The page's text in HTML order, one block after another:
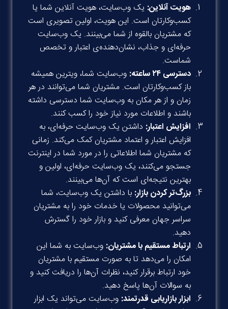
هویت آنلاین: یک وب‌سایت، هویت آنلاین شما یا
کسب‌وکارتان است. این هویت، اولین تصویری است
که مشتریان بالقوه از شما می‌بینند. یک وب‌سایت
حرفه‌ای و جذاب، نشان‌دهنده‌ی اعتبار و تخصص
شماست.
دسترسی ۲۴ ساعته:
وب‌سایت شما، ویترین همیشه
باز کسب‌وکارتان است. مشتریان شما می‌توانند در هر
زمان و از هر مکان به وب‌سایت شما دسترسی داشته
باشند و اطلاعات مورد نیاز خود را کسب کنند.
افزایش اعتبار: داشتن یک وب‌سایت حرفه‌ای، به
افزایش اعتبار و اعتماد مشتریان کمک می‌کند. زمانی
که مشتریان شما اطلاعاتی را در مورد شما در اینترنت
جستجو می‌کنند، یک وب‌سایت حرفه‌ای، اولین و
بهترین نتیجه‌ای است که آن‌ها می‌بینند.
بزرگ‌تر کردن بازار: با داشتن یک وب‌سایت، شما
می‌توانید محصولات یا خدمات خود را به مشتریان
سراسر جهان معرفی کنید و بازار خود را گسترش
دهید.
ارتباط مستقیم با مشتریان: وب‌سایت به شما این
امکان را می‌دهد تا به صورت مستقیم با مشتریان
خود ارتباط برقرار کنید، نظرات آن‌ها را دریافت کنید و
به سوالات آن‌ها پاسخ دهید.
ابزار بازاریابی قدرتمند: وب‌سایت می‌تواند یک ابزار